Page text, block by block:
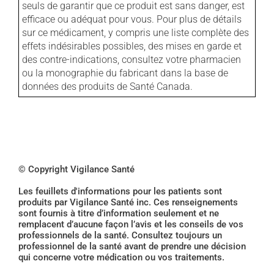
seuls de garantir que ce produit est sans danger, est
efficace ou adéquat pour vous. Pour plus de détails
sur ce médicament, y compris une liste complète des
effets indésirables possibles, des mises en garde et
des contre-indications, consultez votre pharmacien
ou la monographie du fabricant dans la base de
données des produits de Santé Canada.
© Copyright Vigilance Santé
Les feuillets d'informations pour les patients sont
produits par Vigilance Santé inc. Ces renseignements
sont fournis à titre d’information seulement et ne
remplacent d’aucune façon l’avis et les conseils de vos
professionnels de la santé. Consultez toujours un
professionnel de la santé avant de prendre une décision
qui concerne votre médication ou vos traitements.